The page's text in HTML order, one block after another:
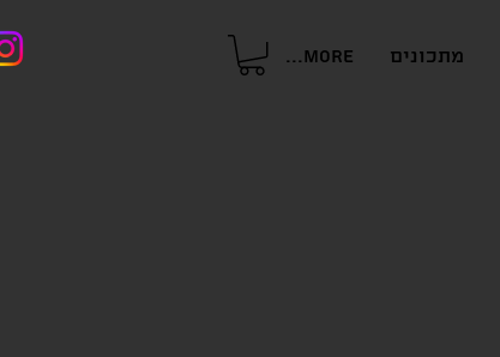
מתכונים More...